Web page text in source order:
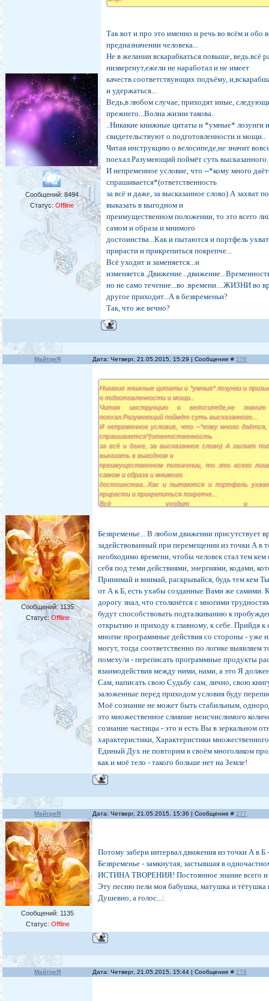
Сообщений: 8494
Статус: Offline
Так вот и про это именно и речь во всём и обо
предназначении человека...
Не в желании вскарабкаться повыше, ведь.всё
низвергнут,ежели не наработал и не имеет
качеств.соответствующих подъёму,
и удержаться...
Ведь,в любом случае, приходят иные,
прежнего...Волна жизни такова..
..Никакие книжные цитаты и *умные* лозунги
свидетельствуют о подготовленности и мощи..
Читая инструкцию о велосипеде,не значит
поехал.Разумеющий поймёт суть
И непременное условие, что --*кому много
спрашивается*(ответственность
за всё и даже, за высказанное слово) А захват
выказать в выгодном и
преимущественном положении, то это всего
самом и образа и мнимого
достоинства...Как и пытаются и портфель
прирасти и прикрепиться покрепче...
Всё уходит и заменяется...и
но не само течение...во .времени....ЖИЗНИ во
другое приходит...А в безвременьи?
Так, что же вечно?
МайтреЯ Дата: Четверг, 21.05.2015, 15:29 | Сообщение #276
Сообщений:1135
Статус:Offline
Никакие книжные цитаты и *умные* лозунги и
о подготовленности и мощи..
Читая инструкцию о велосипеде,не
поехал.Разумеющий поймёт суть высказанного...
И непременное условие, что --*кому много
спрашивается*(ответственность
за всё и даже, за высказанное слово) А захват
выказать в выгодном и
преимущественном положении, то это всего
самом и образа и мнимого
достоинства...Как и пытаются и портфель
прирасти и прикрепиться покрепче...
Всё уходит и
приходит...А в безвременьи?
Так, что же вечно?
Безвременье... В любом движении присутствует
задействованный при перемещении из точки А в
необходимо времени, чтобы человек стал тем кем
себя под теми действиями, энергиями, кодами,
Принимай и внимай, раскрывайся, будь тем кем Ты
от А к Б, есть ухабы созданные Вами же самими.
дорогу знал, что столкнётся с многими
будут способствовать подталкиванию к
открытию и приходу к главному, к себе. Прийдя
многие программные действия со стороны - уже
могут, тогда соответственно по логике выявляем
помеху/и - переписать программные продукты
взаимодействия между ними, нами, а это Я
Сам, написать свою Судьбу сам, лично, свою
заложенные перед приходом условия буду
Моё сознание не может быть стабильным,
это множественное слияние неисчислимого
сознание частицы - это и есть Вы в зеркальном
характеристики, Характеристики
Единый Дух не повторим в своём многоликом
как и моё тело - такого больше нет на Земле!
МайтреЯ Дата: Четверг, 21.05.2015, 15:36 | Сообщение #277
Сообщений: 1135
Статус: Offline
Потому забери интервал движения из точки А в Б
Безвременье - замкнутая, застывшая в
ИСТИНА ТВОРЕНИЯ! Постоянное знание всего и
Эту песню пели моя бабушка, матушка и тётушка
Душевно, а голос...:
МайтреЯ Дата: Четверг, 21.05.2015, 15:44 | Сообщение #278